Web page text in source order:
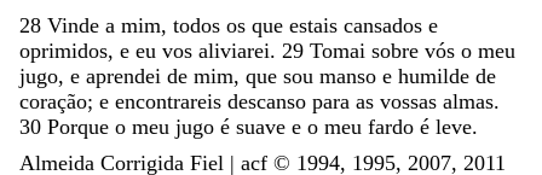
28 Vinde a mim, todos os que estais cansados e
oprimidos, e eu vos aliviarei. 29 Tomai sobre vós o meu
jugo, e aprendei de mim, que sou manso e humilde de
coração; e encontrareis descanso para as vossas almas.
30 Porque o meu jugo é suave e o meu fardo é leve.
Almeida Corrigida Fiel | acf ©️ 1994, 1995, 2007, 2011